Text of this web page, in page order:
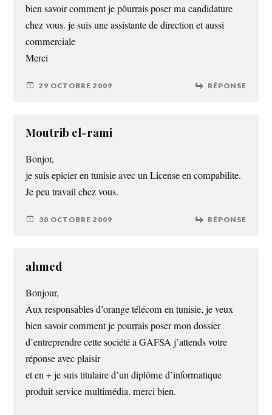
bien savoir comment je pôurrais poser ma candidature
chez vous. je suis une assistante de direction et aussi
commerciale
Merci
29 OCTOBRE 2009 RÉPONSE
Moutrib el-rami
Bonjor,
je suis epicier en tunisie avec un License en compabilite.
Je peu travail chez vous.
30 OCTOBRE 2009 RÉPONSE
ahmed
Bonjour,
Aux responsables d’orange télécom en tunisie, je veux
bien savoir comment je pourrais poser mon dossier
d’entreprendre cette société a GAFSA j’attends votre
réponse avec plaisir
et en + je suis titulaire d’un diplôme d’informatique
produit service multimédia. merci bien.